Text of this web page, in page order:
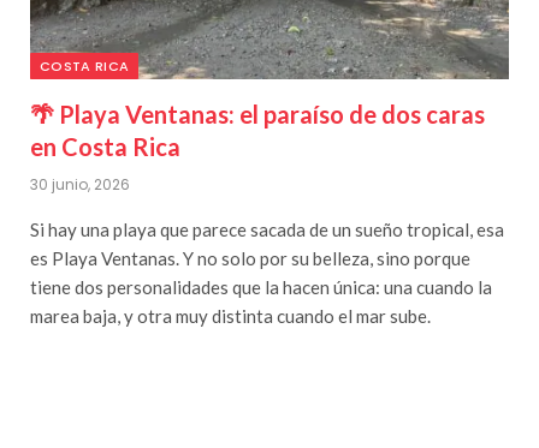
COSTA RICA
🌴 Playa Ventanas: el paraíso de dos caras
en Costa Rica
30 junio, 2026
Si hay una playa que parece sacada de un sueño tropical, esa
es Playa Ventanas. Y no solo por su belleza, sino porque
tiene dos personalidades que la hacen única: una cuando la
marea baja, y otra muy distinta cuando el mar sube.